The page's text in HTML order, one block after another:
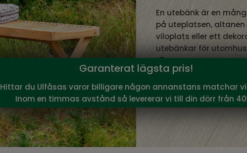
En utebänk är en
på uteplatsen,
viloplats eller ett
utebänkar för
design.
En utebänk kan
som extra sittplats,
för vila. Bänkar utan
och var bänken ska
Garanterat lägsta pris!
Hittar du Ulfåsas varor billigare någon annanstans matchar
Inom en timmas avstånd så levererar vi till din dörr från